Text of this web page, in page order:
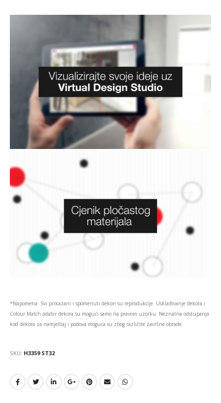
*Napomena: Svi prikazani i spomenuti dekori su reprodukcije. Usklađivanje dekora i
Colour Match odabir dekora su mogući samo na pravom uzorku. Neznatna odstupanja
kod dekora za namještaj i podova moguća su zbog različite završne obrade.
SKU: H3359 ST32